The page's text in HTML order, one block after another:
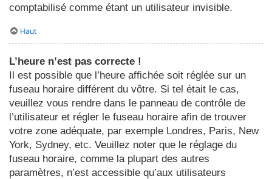
comptabilisé comme étant un utilisateur invisible.
Haut
L’heure n’est pas correcte !
Il est possible que l’heure affichée soit réglée sur un
fuseau horaire différent du vôtre. Si tel était le cas,
veuillez vous rendre dans le panneau de contrôle de
l’utilisateur et régler le fuseau horaire afin de trouver
votre zone adéquate, par exemple Londres, Paris, New
York, Sydney, etc. Veuillez noter que le réglage du
fuseau horaire, comme la plupart des autres
paramètres, n’est accessible qu’aux utilisateurs